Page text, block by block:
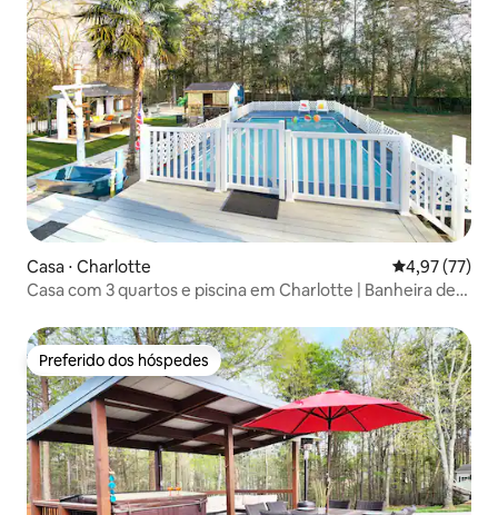
Casa ⋅ Charlotte 4,97 de uma
4,97 (77)
Casa com 3 quartos e piscina em Charlotte | Banheira de
Preferido dos hóspedes
Preferido dos hóspedes